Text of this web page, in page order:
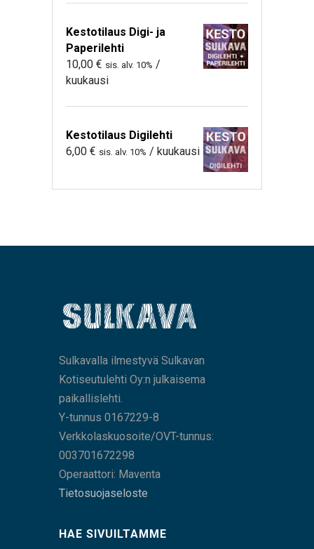
Kestotilaus Digi- ja
Paperilehti
10,00 € sis. alv. 10% /
kuukausi
Kestotilaus Digilehti
6,00 € sis. alv. 10% / kuukausi
Sulkavalla ilmestyvä Sulkavan
Kotiseutulehti Oy:n julkaisema
paikallislehti.
Y-tunnus 0167229-8
Verkkolaskuosoite/OVT-tunnus:
003701672298
Operaattori: Maventa
Tietosuojaseloste
HAE SIVUILTAMME